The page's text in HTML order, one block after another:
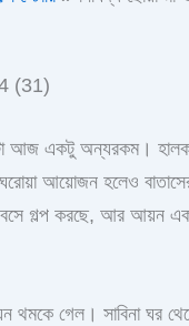
(31)
আজ একটু অন্যরকম।
আয়োজন হলেও বাতাসের
গল্প করছে, আর আয়ন
থমকে গেল। সাবিনা ঘর